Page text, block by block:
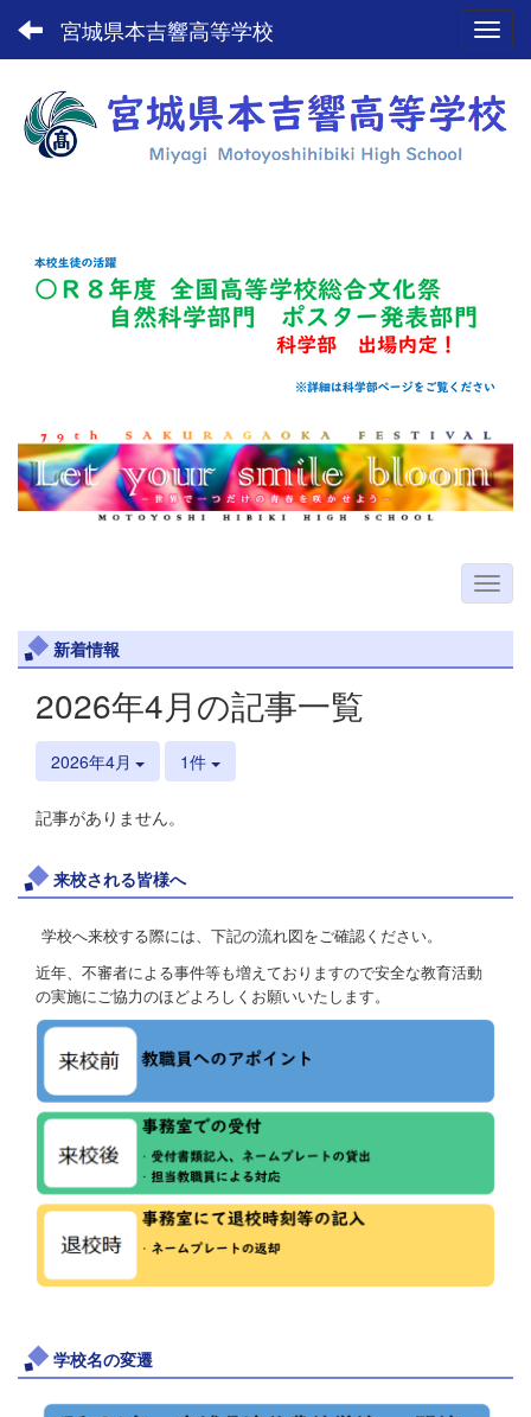
宮城県本吉響高等学校
新着情報
2026年4月の記事一覧
2026年4月 1件
記事がありません。
来校される皆様へ
学校へ来校する際には、下記の流れ図をご確認ください。
近年、不審者による事件等も増えておりますので安全な教育活動
の実施にご協力のほどよろしくお願いいたします。
学校名の変遷